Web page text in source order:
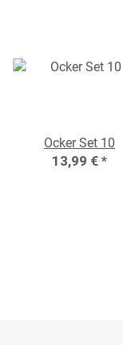
Ocker Set 10
13,99 € *